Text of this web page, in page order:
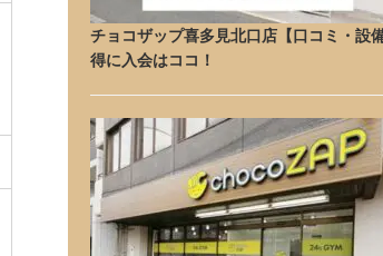
チョコザップ喜多見北口店【口コミ・設
得に入会はココ！